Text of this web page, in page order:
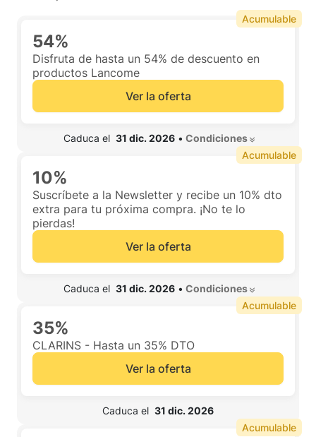
54%
Disfruta de hasta un 54% de descuento en
productos Lancome
Ver la oferta
Caduca el 31 dic. 2026 • Condiciones
Acumulable
10%
Suscríbete a la Newsletter y recibe un 10% dto
extra para tu próxima compra. ¡No te lo
pierdas!
Ver la oferta
Caduca el 31 dic. 2026 • Condiciones
Acumulable
35%
CLARINS - Hasta un 35% DTO
Ver la oferta
Caduca el 31 dic. 2026
Acumulable
Acumulable